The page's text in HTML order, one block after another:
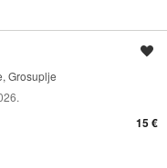
Grosuplje
15 €